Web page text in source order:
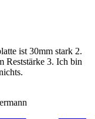
ist 30mm stark 2.
Reststärke 3. Ich bin